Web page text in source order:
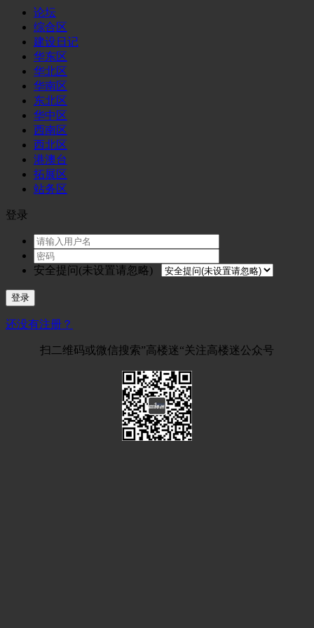
论坛
综合区
建设日记
华东区
华北区
华南区
东北区
华中区
西南区
西北区
港澳台
拓展区
站务区
登录
安全提问(未设置请忽略)
登录
还没有注册？
扫二维码或微信搜索”高楼迷“关注高楼迷公众号